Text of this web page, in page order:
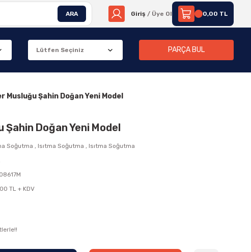
ARA Giriş / Üye Ol 0,00 TL
PARÇA BUL
Musluğu Şahin Doğan Yeni Model
Doğan Yeni Model
Soğutma , Isıtma Soğutma , Isıtma Soğutma
TL + KDV